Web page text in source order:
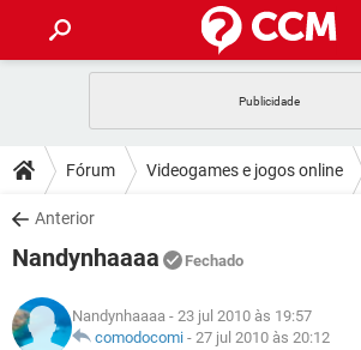
CELULAR FACEBOOK
OUTLOOK
INSTAGRAM
GUIA DE COMPRAS
DICAS
JOGOS WHATSAPP
INSTAGRAM GMAIL
DOWNLOADS
JOGOS
CELULAR
OUTLOOK EXCEL
FÓRUM
JOGOS WHATSAPP
GLOSSÁRIO
Fórum Videogames e jogos online
Anterior
Nandynhaaaa Fechado
Nandynhaaaa - 23 jul 2010 às 19:57
comodocomi - 27 jul 2010 às 20:12